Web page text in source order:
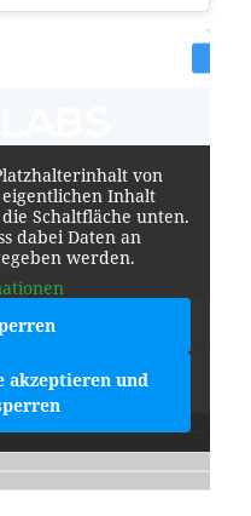
von
Inhalt
Schaltfläche unten.
dabei Daten an
werden.
akzeptieren und